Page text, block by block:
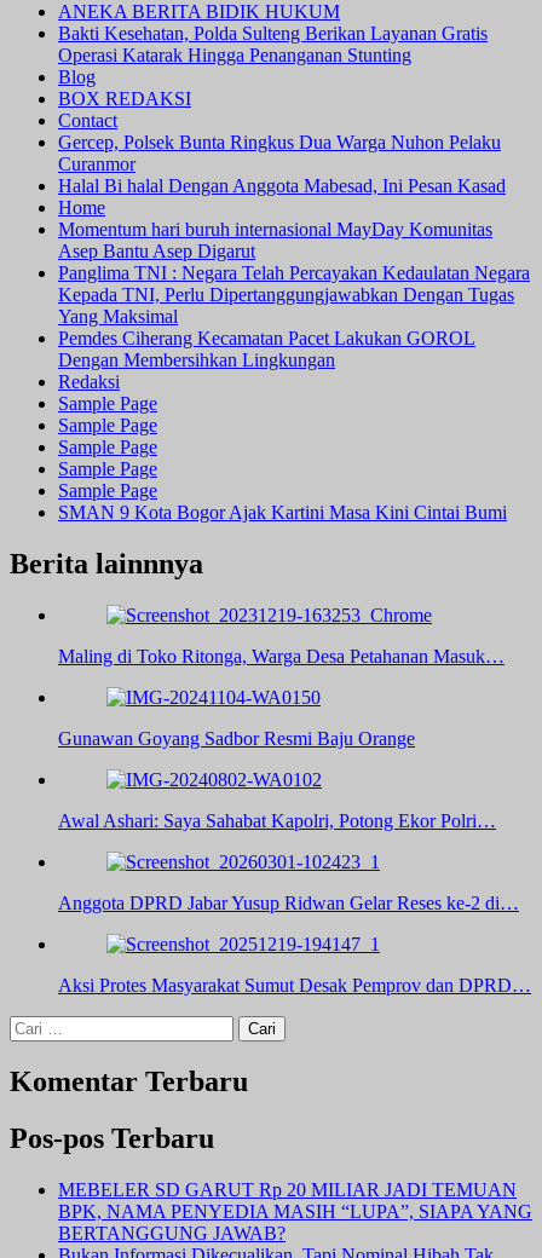
ANEKA BERITA BIDIK HUKUM
Bakti Kesehatan, Polda Sulteng Berikan Layanan Gratis
Operasi Katarak Hingga Penanganan Stunting
Blog
BOX REDAKSI
Contact
Gercep, Polsek Bunta Ringkus Dua Warga Nuhon Pelaku
Curanmor
Halal Bi halal Dengan Anggota Mabesad, Ini Pesan Kasad
Home
Momentum hari buruh internasional MayDay Komunitas
Asep Bantu Asep Digarut
Panglima TNI : Negara Telah Percayakan Kedaulatan Negara
Kepada TNI, Perlu Dipertanggungjawabkan Dengan Tugas
Yang Maksimal
Pemdes Ciherang Kecamatan Pacet Lakukan GOROL
Dengan Membersihkan Lingkungan
Redaksi
Sample Page
Sample Page
Sample Page
Sample Page
Sample Page
SMAN 9 Kota Bogor Ajak Kartini Masa Kini Cintai Bumi
Berita lainnnya
Maling di Toko Ritonga, Warga Desa Petahanan Masuk…
Gunawan Goyang Sadbor Resmi Baju Orange
Awal Ashari: Saya Sahabat Kapolri, Potong Ekor Polri…
Anggota DPRD Jabar Yusup Ridwan Gelar Reses ke-2 di…
Aksi Protes Masyarakat Sumut Desak Pemprov dan DPRD…
Cari
untuk:
Komentar Terbaru
Pos-pos Terbaru
MEBELER SD GARUT Rp 20 MILIAR JADI TEMUAN
BPK, NAMA PENYEDIA MASIH “LUPA”, SIAPA YANG
BERTANGGUNG JAWAB?